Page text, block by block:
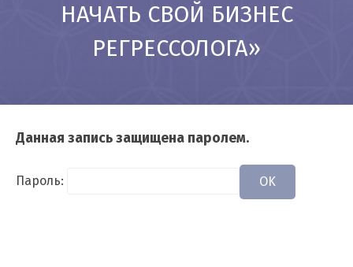
НАЧАТЬ СВОЙ БИЗНЕС
РЕГРЕССОЛОГА»
Данная запись защищена паролем.
Пароль: OK